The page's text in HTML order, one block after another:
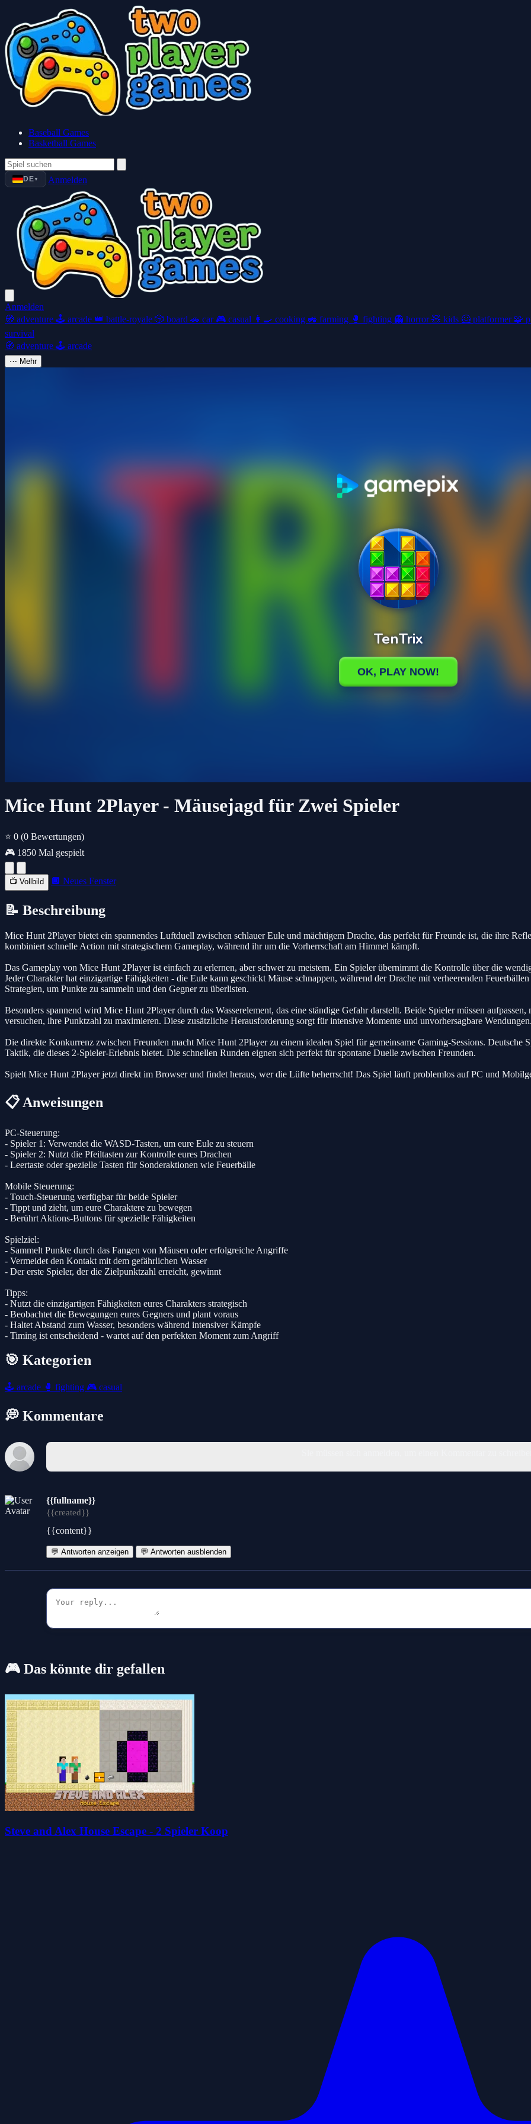
Baseball Games
Basketball Games
DE ▼ Anmelden
Anmelden
🧭 adventure 🕹️ arcade 👑 battle-royale 🎲 board 🚗 car 🎮 casual 👩‍🍳 cooking 🚜 farming 🥊 fighting 👻 horror🧸 kids 🦸 platformer 🧩
survival
🧭 adventure 🕹️ arcade
⋯ Mehr
Mice Hunt 2Player - Mäusejagd für Zwei Spieler
⭐ 0 (0 Bewertungen)
🎮 1850 Mal gespielt
📺 Vollbild 🔲 Neues Fenster
📝 Beschreibung
Mice Hunt 2Player bietet ein spannendes Luftduell zwischen schlauer Eule und mächtigem Drache, das perfekt für Freunde ist, die ihre
kombiniert schnelle Action mit strategischem Gameplay, während ihr um die Vorherrschaft am Himmel kämpft.
Das Gameplay von Mice Hunt 2Player ist einfach zu erlernen, aber schwer zu meistern. Ein Spieler übernimmt die Kontrolle über die
Jeder Charakter hat einzigartige Fähigkeiten - die Eule kann geschickt Mäuse schnappen, während der Drache mit verheerenden
Strategien, um Punkte zu sammeln und den Gegner zu überlisten.
Besonders spannend wird Mice Hunt 2Player durch das Wasserelement, das eine ständige Gefahr darstellt. Beide Spieler müssen
versuchen, ihre Punktzahl zu maximieren. Diese zusätzliche Herausforderung sorgt für intensive Momente und unvorhersagbare
Die direkte Konkurrenz zwischen Freunden macht Mice Hunt 2Player zu einem idealen Spiel für gemeinsame Gaming-Sessions. Deutsche
Taktik, die dieses 2-Spieler-Erlebnis bietet. Die schnellen Runden eignen sich perfekt für spontane Duelle zwischen Freunden.
Spielt Mice Hunt 2Player jetzt direkt im Browser und findet heraus, wer die Lüfte beherrscht! Das Spiel läuft problemlos auf PC und
📋 Anweisungen
PC-Steuerung:
- Spieler 1: Verwendet die WASD-Tasten, um eure Eule zu steuern
- Spieler 2: Nutzt die Pfeiltasten zur Kontrolle eures Drachen
- Leertaste oder spezielle Tasten für Sonderaktionen wie Feuerbälle
Mobile Steuerung:
- Touch-Steuerung verfügbar für beide Spieler
- Tippt und zieht, um eure Charaktere zu bewegen
- Berührt Aktions-Buttons für spezielle Fähigkeiten
Spielziel:
- Sammelt Punkte durch das Fangen von Mäusen oder erfolgreiche Angriffe
- Vermeidet den Kontakt mit dem gefährlichen Wasser
- Der erste Spieler, der die Zielpunktzahl erreicht, gewinnt
Tipps:
- Nutzt die einzigartigen Fähigkeiten eures Charakters strategisch
- Beobachtet die Bewegungen eures Gegners und plant voraus
- Haltet Abstand zum Wasser, besonders während intensiver Kämpfe
- Timing ist entscheidend - wartet auf den perfekten Moment zum Angriff
🎯 Kategorien
🕹️ arcade 🥊 fighting 🎮 casual
💭 Kommentare
{{fullname}}
{{created}}
{{content}}
💬 Antworten anzeigen 💬 Antworten ausblenden
🎮 Das könnte dir gefallen
Steve and Alex House Escape - 2 Spieler Koop